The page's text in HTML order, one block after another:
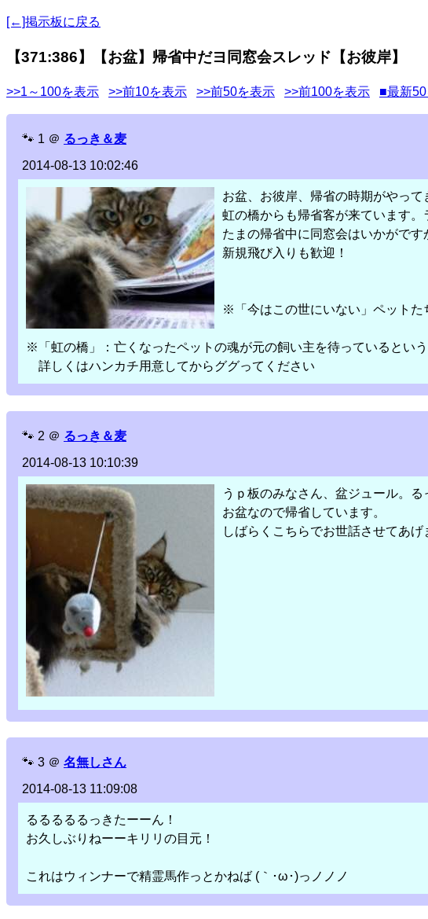
[←]掲示板に戻る
【371:386】【お盆】帰省中だヨ同窓会スレッド【お彼岸】
>>1～100を表示 >>前10を表示 >>前50を表示 >>前100を表示 ■最新
🐾 1 ＠ るっき＆麦
2014-08-13 10:02:46
お盆、お彼岸、帰省の時期がやって
虹の橋からも帰省客が来ています。
たまの帰省中に同窓会はいかがです
新規飛び入りも歓迎！
※「今はこの世にいない」ペットた
※「虹の橋」：亡くなったペットの魂が元の飼い主を待っているとい
詳しくはハンカチ用意してからググってください
🐾 2 ＠ るっき＆麦
2014-08-13 10:10:39
うｐ板のみなさん、盆ジュール。る
お盆なので帰省しています。
しばらくこちらでお世話させてあげ
🐾 3 ＠ 名無しさん
2014-08-13 11:09:08
るるるるるっきたーーん！
お久しぶりねーーキリリの目元！
これはウィンナーで精霊馬作っとかねば (｀･ω･)っノノノ